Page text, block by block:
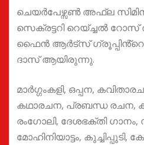
ചെയർപേഴ്സൺ അഫ്‌ല
സെക്രട്ടറി റെയ്ച്ചൽ റോസ്
ഫൈൻ ആർട്സ്
ദാസ് ആയിരുന്നു.
മാർഗ്ഗംകളി, ഒപ്പന,
കഥാരചന, പ്രബന്ധ രചന,
രംഗോലി, ദേശഭക്തി
മോഹിനിയാട്ടം, കുച്ചിപ്പുടി,